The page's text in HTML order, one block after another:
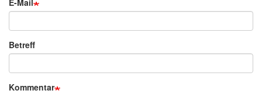
E-Mail
Betreff
Kommentar